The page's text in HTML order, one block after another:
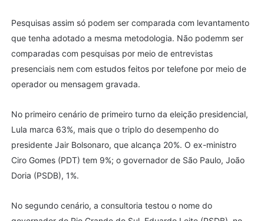
Pesquisas assim só podem ser comparada com levantamento
que tenha adotado a mesma metodologia. Não podemm ser
comparadas com pesquisas por meio de entrevistas
presenciais nem com estudos feitos por telefone por meio de
operador ou mensagem gravada.
No primeiro cenário de primeiro turno da eleição presidencial,
Lula marca 63%, mais que o triplo do desempenho do
presidente Jair Bolsonaro, que alcança 20%. O ex-ministro
Ciro Gomes (PDT) tem 9%; o governador de São Paulo, João
Doria (PSDB), 1%.
No segundo cenário, a consultoria testou o nome do